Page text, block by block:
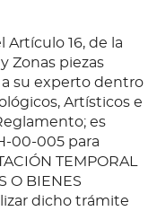
Artículo 16, de la
Zonas piezas
su experto dentro
Artísticos e
es
00-005 para
TEMPORAL
O BIENES
dicho trámite